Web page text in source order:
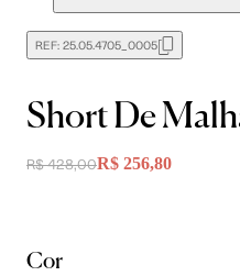
REF: 25.05.4705_0005
Short De
R$ 428,00R$ 256,80
Cor